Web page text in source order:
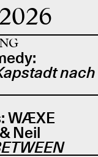
nach
WÆXE
Neil